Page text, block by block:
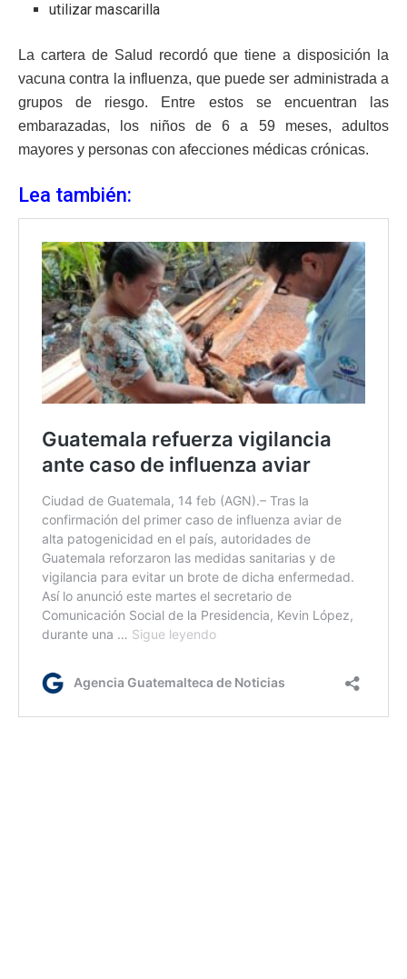
utilizar mascarilla
La cartera de Salud recordó que tiene a disposición la
vacuna contra la influenza, que puede ser administrada a
grupos de riesgo. Entre estos se encuentran las
embarazadas, los niños de 6 a 59 meses, adultos
mayores y personas con afecciones médicas crónicas.
Lea también: